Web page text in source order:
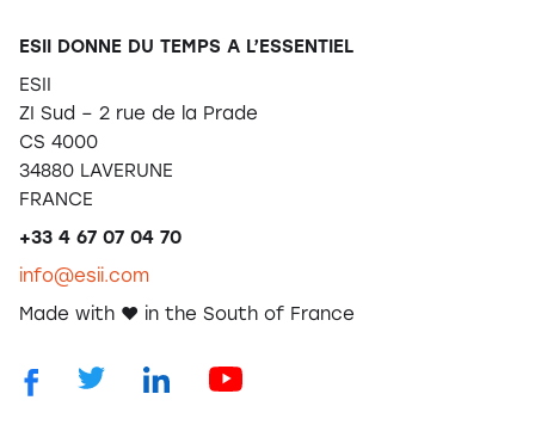
ESII DONNE DU TEMPS A L’ESSENTIEL
ESII
ZI Sud – 2 rue de la Prade
CS 4000
34880 LAVERUNE
FRANCE
+33 4 67 07 04 70
info@esii.com
Made with ❤️ in the South of France